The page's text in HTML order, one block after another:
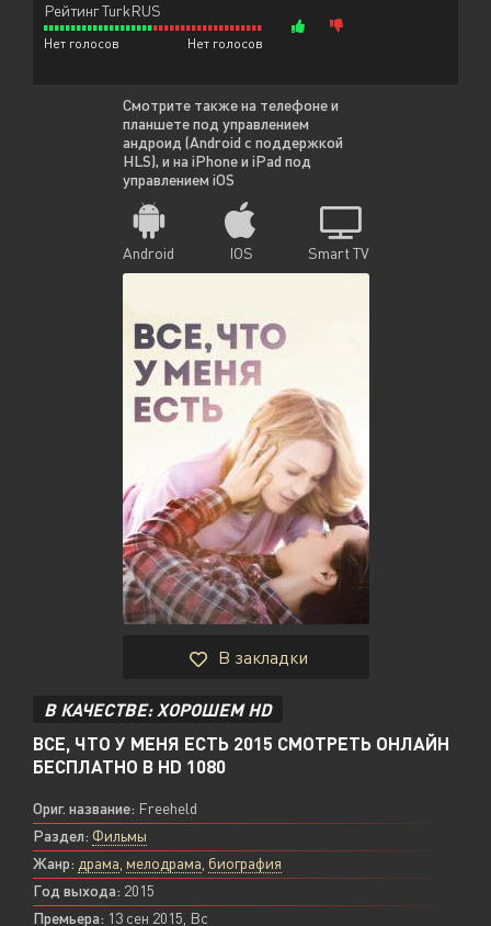
Рейтинг TurkRUS
Нет голосов Нет голосов
Смотрите также на телефоне и
планшете под управлением
андроид (Android с поддержкой
HLS), и на iPhone и iPad под
управлением iOS
Android IOS Smart TV
В закладки
В КАЧЕСТВЕ: ХОРОШЕМ HD
ВСЕ, ЧТО У МЕНЯ ЕСТЬ 2015 СМОТРЕТЬ ОНЛАЙН
БЕСПЛАТНО В HD 1080
Ориг. название: Freeheld
Раздел: Фильмы
Жанр: драма мелодрама биография
Год выхода: 2015
Премьера: 13 сен 2015, Вс